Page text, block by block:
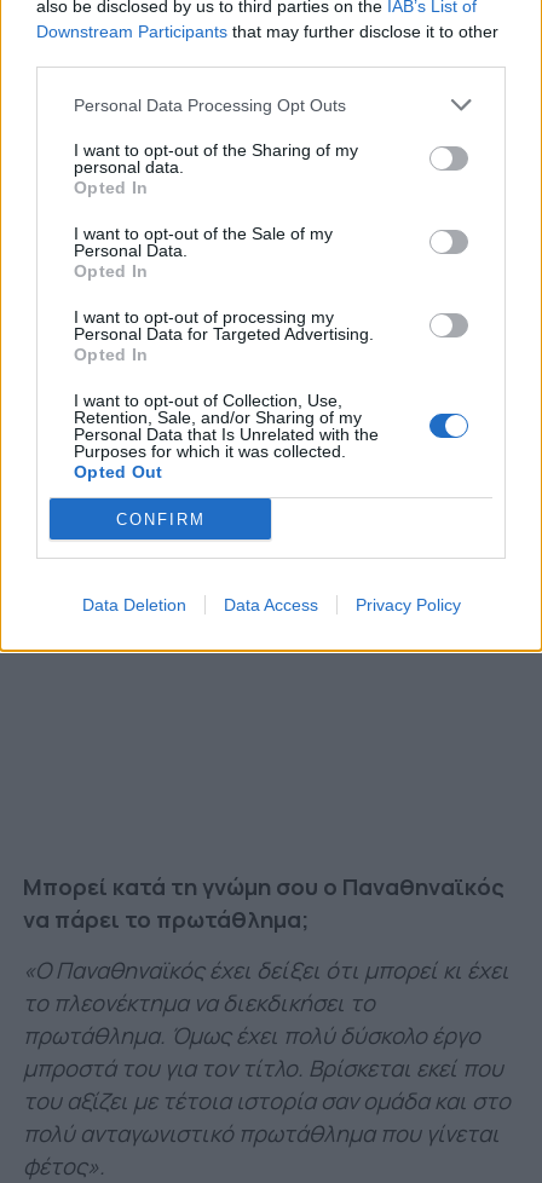
also be disclosed by us to third parties on the IAB’s List of
Downstream Participants that may further disclose it to other
Personal Data Processing Opt Outs
I want to opt-out of the Sharing of my
personal data.
Opted In
I want to opt-out of the Sale of my
Personal Data.
Opted In
I want to opt-out of processing my
Personal Data for Targeted Advertising.
Opted In
I want to opt-out of Collection, Use,
Retention, Sale, and/or Sharing of my
Personal Data that Is Unrelated with the
Purposes for which it was collected.
Opted Out
CONFIRM
Data Deletion Data Access Privacy Policy
περισσότερο στη Λεωφόρο;
«Αν δεν δεχόμασταν το πρώτο γκολ ίσως να
ήταν ένα άλλο παιχνίδι και να μην σκόραραν καν
εναντίον μας. Ωστόσο, ο Παναθηναϊκός έχει
δείξει πως μπορεί να διαχειριστεί τέτοια
παιχνίδια με περισσότερη εμπειρία απ’ ότι τα
τελευταία χρόνια».
Το πολύ ζεστό χειροκρότημα που πήρες στη
Λεωφόρο είναι για τον ίδιο αναγνώριση των
όσων πρόσφερε και πως αισθάνεσαι γι’
αυτό;
«Ένιωσα μεγάλη χαρά γιατί δεν το περίμενα να
γίνει. Και τότε ήταν που κατάλαβα, ότι
αναγνώρισαν τη βοήθεια που έδωσα στην
ομάδα. Τους ευχαριστώ γι’ αυτό!».​
Μπορεί κατά τη γνώμη σου ο Παναθηναϊκός
να πάρει το πρωτάθλημα;
«Ο Παναθηναϊκός έχει δείξει ότι μπορεί κι έχει
το πλεονέκτημα να διεκδικήσει το
πρωτάθλημα. Όμως έχει πολύ δύσκολο έργο
μπροστά του για τον τίτλο. Βρίσκεται εκεί που
του αξίζει με τέτοια ιστορία σαν ομάδα και στο
πολύ ανταγωνιστικό πρωτάθλημα που γίνεται
φέτος».​